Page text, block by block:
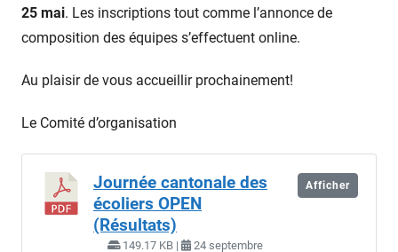
25 mai. Les inscriptions tout comme l’annonce de
composition des équipes s’effectuent online.
Au plaisir de vous accueillir prochainement!
Le Comité d’organisation
Journée cantonale des
écoliers OPEN
(Résultats)
149.17 KB |
24 septembre
Afficher